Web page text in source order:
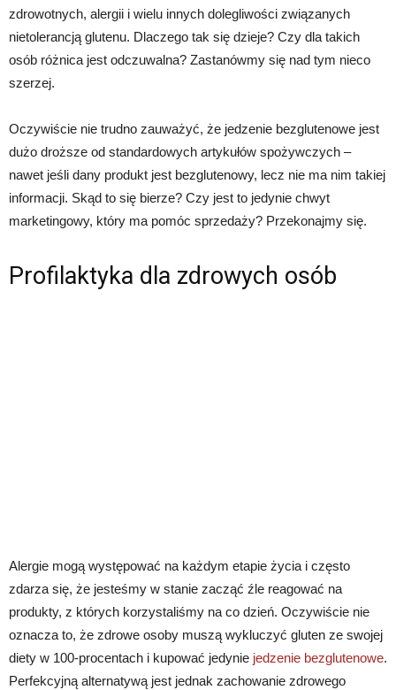
zdrowotnych, alergii i wielu innych dolegliwości związanych
nietolerancją glutenu. Dlaczego tak się dzieje? Czy dla takich
osób różnica jest odczuwalna? Zastanówmy się nad tym nieco
szerzej.
Oczywiście nie trudno zauważyć, że jedzenie bezglutenowe jest
dużo droższe od standardowych artykułów spożywczych –
nawet jeśli dany produkt jest bezglutenowy, lecz nie ma nim takiej
informacji. Skąd to się bierze? Czy jest to jedynie chwyt
marketingowy, który ma pomóc sprzedaży? Przekonajmy się.
Profilaktyka dla zdrowych osób
Alergie mogą występować na każdym etapie życia i często
zdarza się, że jesteśmy w stanie zacząć źle reagować na
produkty, z których korzystaliśmy na co dzień. Oczywiście nie
oznacza to, że zdrowe osoby muszą wykluczyć gluten ze swojej
diety w 100-procentach i kupować jedynie jedzenie bezglutenowe.
Perfekcyjną alternatywą jest jednak zachowanie zdrowego